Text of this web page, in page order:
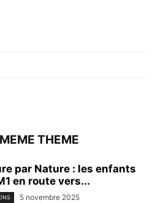
THEME
par Nature : les enfants
en route vers...
5 novembre 2025